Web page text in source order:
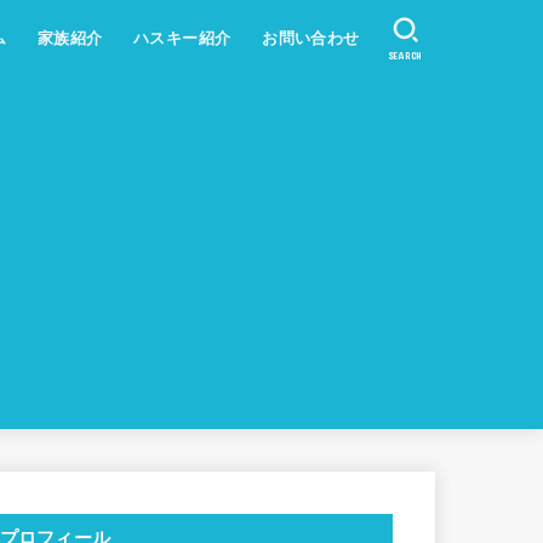
家族紹介 ハスキー紹介 お問い合わせ
SEARCH
プロフィール